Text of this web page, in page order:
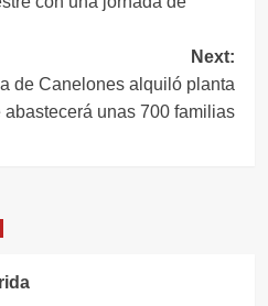
Next:
de Canelones alquiló planta
unas 700 familias